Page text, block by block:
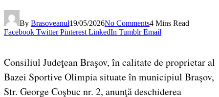
By Brasoveanul19/05/2026No Comments4 Mins Read
Facebook Twitter Pinterest LinkedIn Tumblr Email
Consiliul Judeţean Braşov, în calitate de proprietar al
Bazei Sportive Olimpia situate în municipiul Braşov,
Str. George Coşbuc nr. 2, anunţă deschiderea